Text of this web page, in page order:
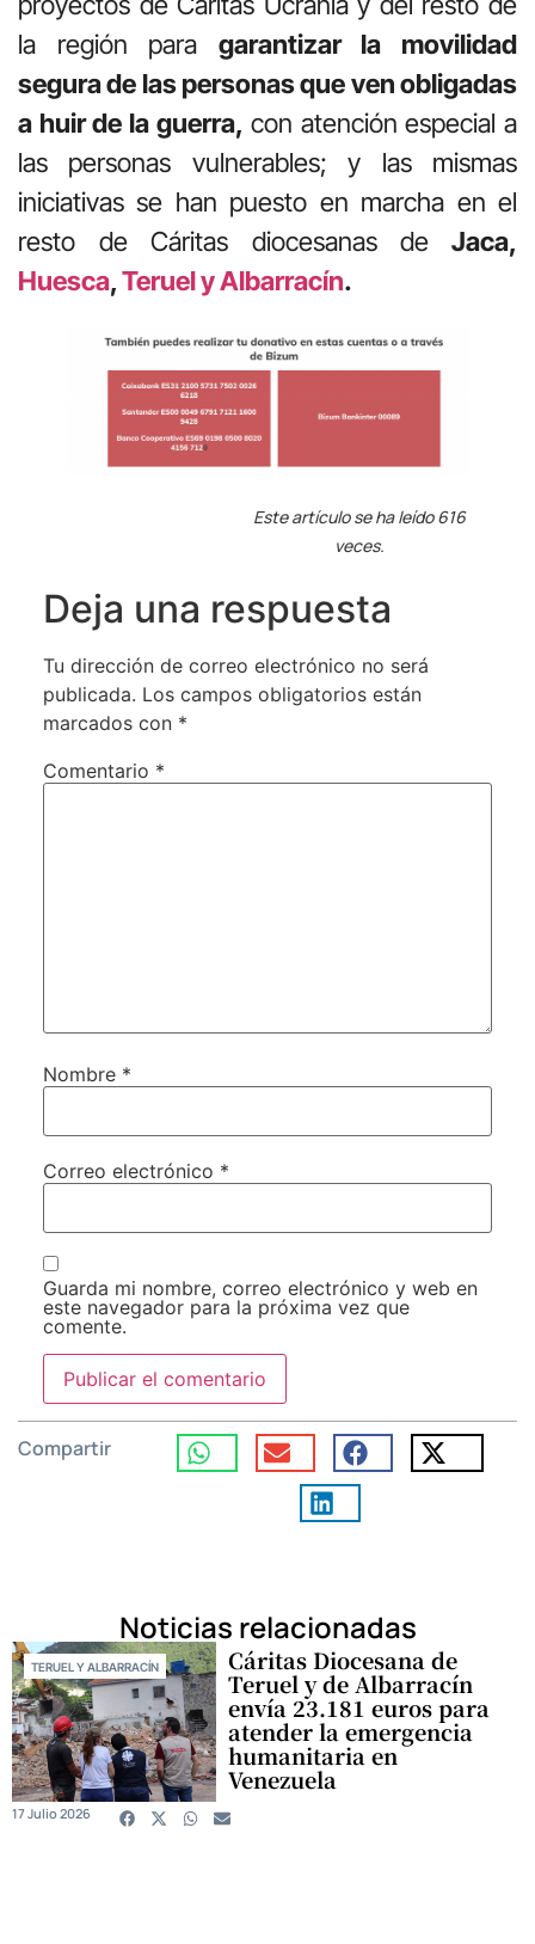
la región para garantizar la movilidad
segura de las personas que ven obligadas
a huir de la guerra, con atención especial a
las personas vulnerables; y las mismas
iniciativas se han puesto en marcha en el
resto de Cáritas diocesanas de Jaca,
Huesca,Teruel y Albarracín.
Este artículo se ha leído 616
veces.
Deja una respuesta
Tu dirección de correo electrónico no será
publicada. Los campos obligatorios están
marcados con *
Comentario *
Nombre *
Correo electrónico *
Guarda mi nombre, correo electrónico y web en
este navegador para la próxima vez que
comente.
Compartir
Noticias relacionadas
TERUEL Y ALBARRACÍN Cáritas Diocesana de
Teruel y de Albarracín
envía 23.181 euros para
atender la emergencia
humanitaria en
Venezuela
17 Julio 2026